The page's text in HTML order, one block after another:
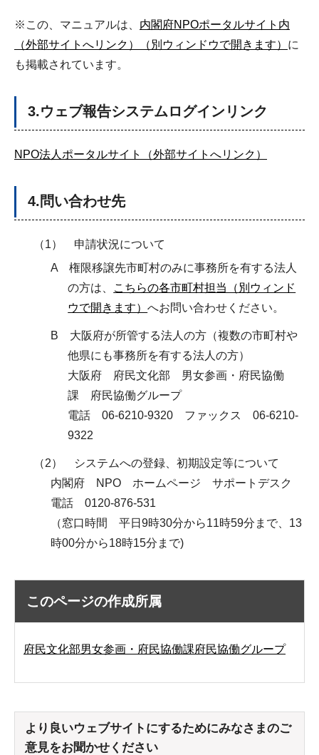
※この、マニュアルは、 内閣府NPOポータルサイト内
（外部サイトへリンク）（別ウィンドウで開きます） に
も掲載されています。
3.ウェブ報告システムログインリンク
NPO法人ポータルサイト（外部サイトへリンク）
4.問い合わせ先
（1） 申請状況について
A 権限移譲先市町村のみに事務所を有する法人
の方は、
こちらの各市町村担当（別ウィンド
ウで開きます）へお問い合わせください。
B 大阪府が所管する法人の方（複数の市町村や
他県にも事務所を有する法人の方）
大阪府 府民文化部 男女参画・府民協働
課 府民協働グループ
電話 06-6210-9320 ファックス 06-6210-
9322
（2） システムへの登録、初期設定等について
内閣府 NPO ホームページ サポートデスク
電話 0120-876-531
（窓口時間 平日9時30分から11時59分まで、13
時00分から18時15分まで)
このページの作成所属
府民文化部男女参画・府民協働課府民協働グループ
より良いウェブサイトにするためにみなさまのご
意見をお聞かせください